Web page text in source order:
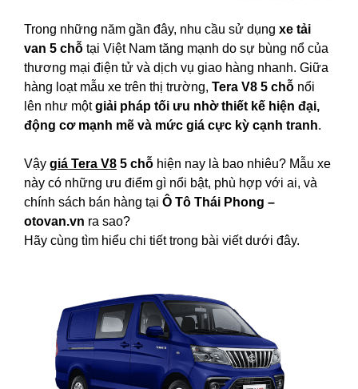
Trong những năm gần đây, nhu cầu sử dụng xe tải
van 5 chỗ tại Việt Nam tăng mạnh do sự bùng nổ của
thương mại điện tử và dịch vụ giao hàng nhanh. Giữa
hàng loạt mẫu xe trên thị trường, Tera V8 5 chỗ nổi
lên như mộtgiải pháp tối ưu nhờ thiết kế hiện đại,
động cơ mạnh mẽ và mức giá cực kỳ cạnh tranh.
Vậy giá Tera V8 5 chỗ hiện nay là bao nhiêu? Mẫu xe
này có những ưu điểm gì nổi bật, phù hợp với ai, và
chính sách bán hàng tại Ô Tô Thái Phong –
otovan.vn ra sao?
Hãy cùng tìm hiểu chi tiết trong bài viết dưới đây.